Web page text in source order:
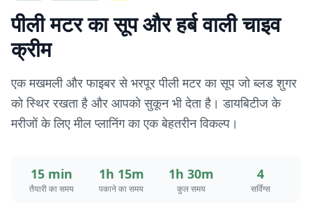
पीली मटर का सूप और हर्ब वाली चाइव
क्रीम
एक मखमली और फाइबर से भरपूर पीली मटर का सूप जो ब्लड शुगर
को स्थिर रखता है और आपको सुकून भी देता है। डायबिटीज के
मरीजों के लिए मील प्लानिंग का एक बेहतरीन विकल्प।
15 min
तैयारी का समय
1h 15m
पकाने का समय
1h 30m
कुल समय
4
सर्विंग्स